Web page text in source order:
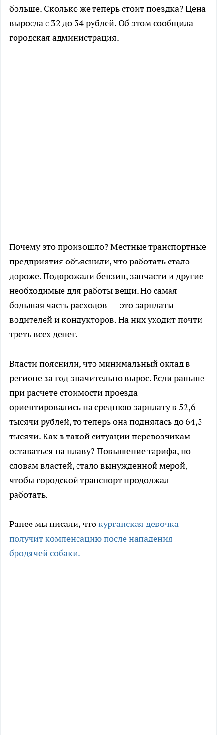
больше. Сколько же теперь стоит поездка? Цена
выросла с 32 до 34 рублей. Об этом сообщила
городская администрация.
Почему это произошло? Местные транспортные
предприятия объяснили, что работать стало
дороже. Подорожали бензин, запчасти и другие
необходимые для работы вещи. Но самая
большая часть расходов — это зарплаты
водителей и кондукторов. На них уходит почти
треть всех денег.
Власти пояснили, что минимальный оклад в
регионе за год значительно вырос. Если раньше
при расчете стоимости проезда
ориентировались на среднюю зарплату в 52,6
тысячи рублей, то теперь она поднялась до 64,5
тысячи. Как в такой ситуации перевозчикам
оставаться на плаву? Повышение тарифа, по
словам властей, стало вынужденной мерой,
чтобы городской транспорт продолжал
работать.
Ранее мы писали, чтокурганская девочка
получит компенсацию после нападения
бродячей собаки.